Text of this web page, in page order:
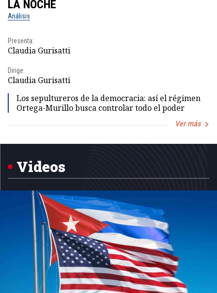
LA NOCHE
Análisis
Presenta:
Claudia Gurisatti
Dirige:
Claudia Gurisatti
Los sepultureros de la democracia: así el régimen
Ortega-Murillo busca controlar todo el poder
Ver más
1
Videos